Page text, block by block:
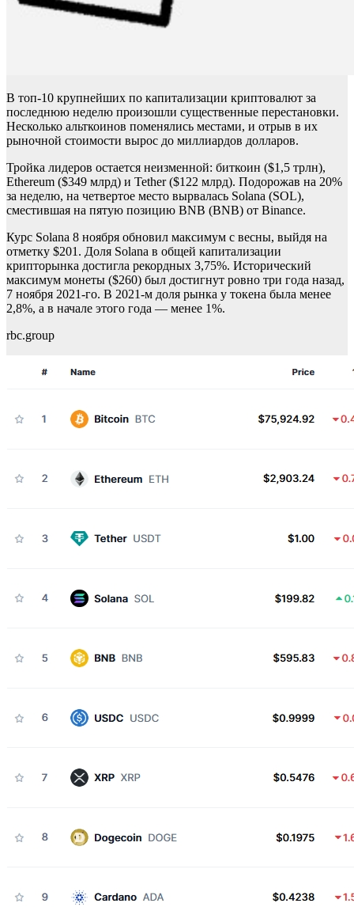
В топ-10 крупнейших по капитализации криптовалют за
последнюю неделю произошли существенные перестановки.
Несколько альткоинов поменялись местами, и отрыв в их
рыночной стоимости вырос до миллиардов долларов.
Тройка лидеров остается неизменной: биткоин ($1,5 трлн),
Ethereum ($349 млрд) и Tether ($122 млрд). Подорожав на 20%
за неделю, на четвертое место вырвалась Solana (SOL),
сместившая на пятую позицию BNB (BNB) от Binance.
Курс Solana 8 ноября обновил максимум с весны, выйдя на
отметку $201. Доля Solana в общей капитализации
крипторынка достигла рекордных 3,75%. Исторический
максимум монеты ($260) был достигнут ровно три года назад,
7 ноября 2021-го. В 2021-м доля рынка у токена была менее
2,8%, а в начале этого года — менее 1%.
rbc.group